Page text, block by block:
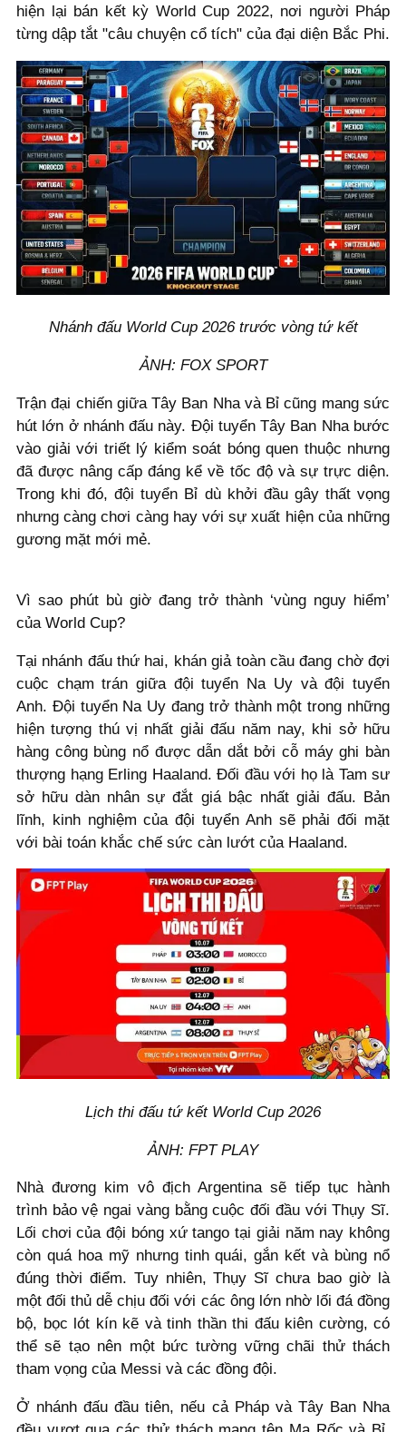
hiện lại bán kết kỳ World Cup 2022, nơi người Pháp
từng dập tắt "câu chuyện cổ tích" của đại diện Bắc Phi.
Nhánh đấu World Cup 2026 trước vòng tứ kết
ẢNH: FOX SPORT
Trận đại chiến giữa Tây Ban Nha và Bỉ cũng mang sức
hút lớn ở nhánh đấu này. Đội tuyển Tây Ban Nha bước
vào giải với triết lý kiểm soát bóng quen thuộc nhưng
đã được nâng cấp đáng kể về tốc độ và sự trực diện.
Trong khi đó, đội tuyển Bỉ dù khởi đầu gây thất vọng
nhưng càng chơi càng hay với sự xuất hiện của những
gương mặt mới mẻ.
Vì sao phút bù giờ đang trở thành ‘vùng nguy hiểm’
của World Cup?
Tại nhánh đấu thứ hai, khán giả toàn cầu đang chờ đợi
cuộc chạm trán giữa đội tuyển Na Uy và đội tuyển
Anh. Đội tuyển Na Uy đang trở thành một trong những
hiện tượng thú vị nhất giải đấu năm nay, khi sở hữu
hàng công bùng nổ được dẫn dắt bởi cỗ máy ghi bàn
thượng hạng Erling Haaland. Đối đầu với họ là Tam sư
sở hữu dàn nhân sự đắt giá bậc nhất giải đấu. Bản
lĩnh, kinh nghiệm của đội tuyển Anh sẽ phải đối mặt
với bài toán khắc chế sức càn lướt của Haaland.
Lịch thi đấu tứ kết World Cup 2026
ẢNH: FPT PLAY
Nhà đương kim vô địch Argentina sẽ tiếp tục hành
trình bảo vệ ngai vàng bằng cuộc đối đầu với Thụy Sĩ.
Lối chơi của đội bóng xứ tango tại giải năm nay không
còn quá hoa mỹ nhưng tinh quái, gắn kết và bùng nổ
đúng thời điểm. Tuy nhiên, Thụy Sĩ chưa bao giờ là
một đối thủ dễ chịu đối với các ông lớn nhờ lối đá đồng
bộ, bọc lót kín kẽ và tinh thần thi đấu kiên cường, có
thể sẽ tạo nên một bức tường vững chãi thử thách
tham vọng của Messi và các đồng đội.
Ở nhánh đấu đầu tiên, nếu cả Pháp và Tây Ban Nha